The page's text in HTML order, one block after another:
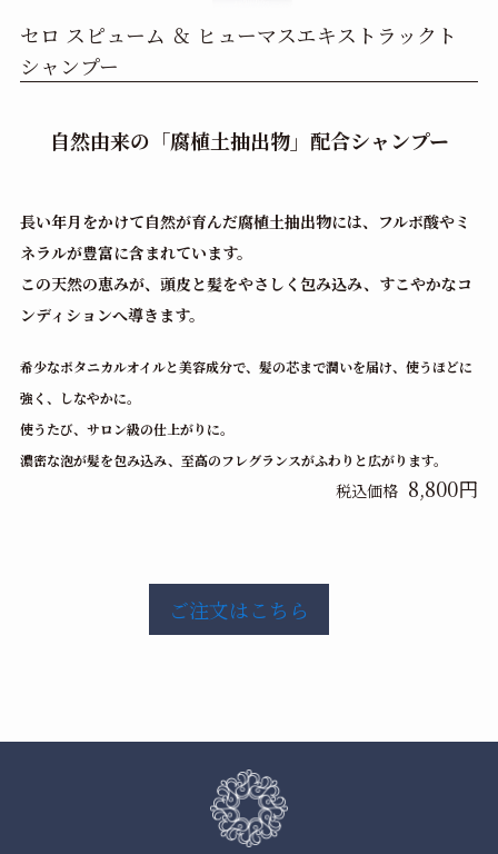
セロ スピューム ＆ ヒューマスエキストラックト
シャンプー
自然由来の「腐植土抽出物」配合シャンプー
長い年月をかけて自然が育んだ腐植土抽出物には、フルボ酸やミ
ネラルが豊富に含まれています。
この天然の恵みが、頭皮と髪をやさしく包み込み、すこやかなコ
ンディションへ導きます。
希少なボタニカルオイルと美容成分で、髪の芯まで潤いを届け、使うほどに
強く、しなやかに。
使うたび、サロン級の仕上がりに。
濃密な泡が髪を包み込み、至高のフレグランスがふわりと広がります。
税込価格 8,800円
ご注文はこちら